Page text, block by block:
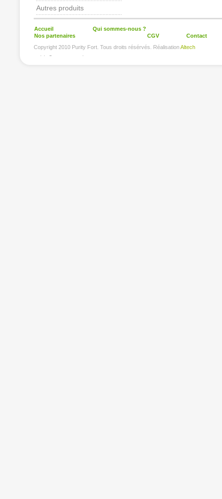
Autres produits
Accueil
Qui sommes-nous ?
Nos partenaires
CGV
Contact
Copyright 2010 Purity Fort. Tous droits résérvés. RéalisationAltech